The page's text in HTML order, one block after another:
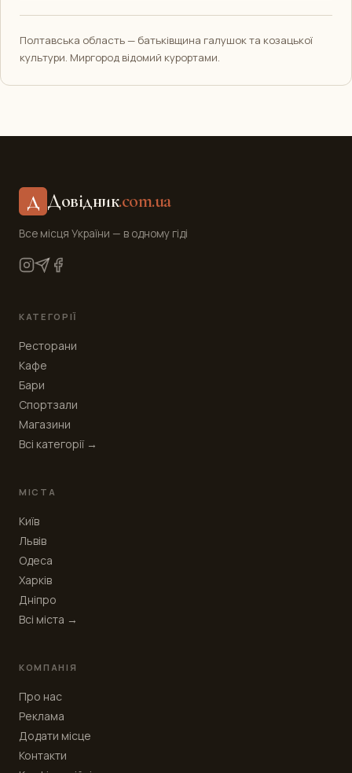
Полтавська область — батьківщина галушок та козацької
культури. Миргород відомий курортами.
Д Довідник.com.ua
Все місця України — в одному гіді
КАТЕГОРІЇ
Ресторани
Кафе
Бари
Спортзали
Магазини
Всі категорії →
МІСТА
Київ
Львів
Одеса
Харків
Дніпро
Всі міста →
КОМПАНІЯ
Про нас
Реклама
Додати місце
Контакти